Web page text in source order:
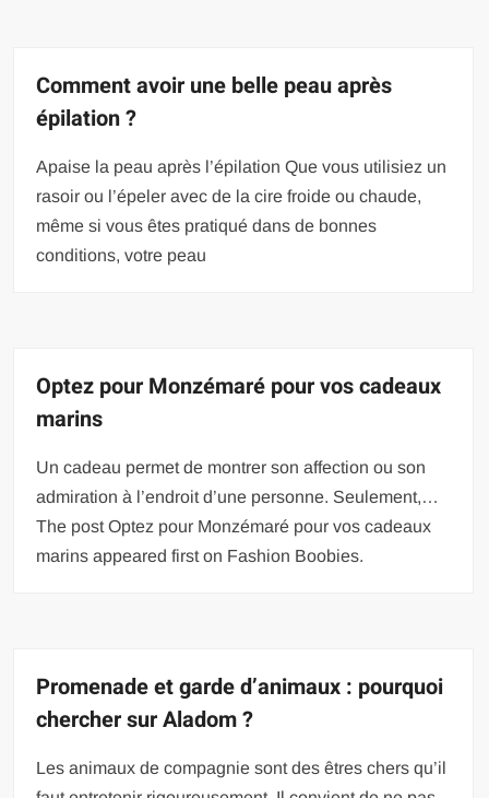
Comment avoir une belle peau après
épilation ?
Apaise la peau après l’épilation Que vous utilisiez un
rasoir ou l’épeler avec de la cire froide ou chaude,
même si vous êtes pratiqué dans de bonnes
conditions, votre peau
Optez pour Monzémaré pour vos cadeaux
marins
Un cadeau permet de montrer son affection ou son
admiration à l’endroit d’une personne. Seulement,…
The post Optez pour Monzémaré pour vos cadeaux
marins appeared first on Fashion Boobies.
Promenade et garde d’animaux : pourquoi
chercher sur Aladom ?
Les animaux de compagnie sont des êtres chers qu’il